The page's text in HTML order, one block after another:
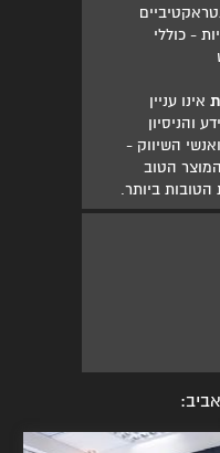
- כוללי
אינו עניין
והניסיון
השיווק -
הטוב
ביותר.